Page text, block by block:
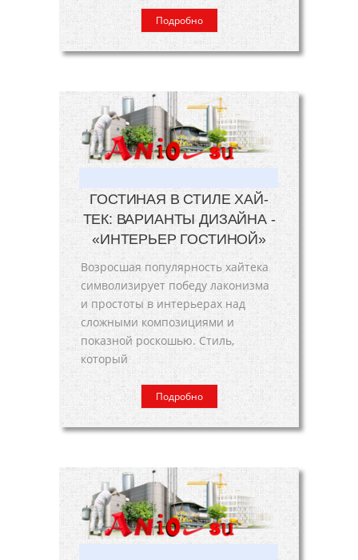
Подробно
ГОСТИНАЯ В СТИЛЕ ХАЙ-
ТЕК: ВАРИАНТЫ ДИЗАЙНА -
«ИНТЕРЬЕР ГОСТИНОЙ»
Возросшая популярность хайтека
символизирует победу лаконизма
и простоты в интерьерах над
сложными композициями и
показной роскошью. Стиль,
который
Подробно